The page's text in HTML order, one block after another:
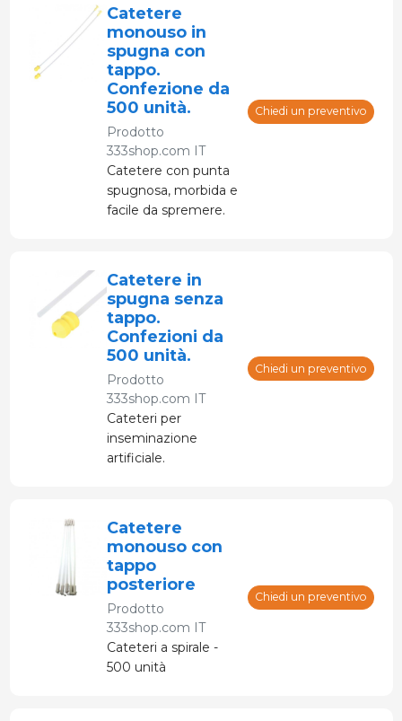
Catetere
monouso in
spugna con
tappo.
Confezione da
500 unità.
Prodotto
333shop.com IT
Catetere con punta
spugnosa, morbida e
facile da spremere.
Chiedi un preventivo
Catetere in
spugna senza
tappo.
Confezioni da
500 unità.
Prodotto
333shop.com IT
Cateteri per
inseminazione
artificiale.
Chiedi un preventivo
Catetere
monouso con
tappo
posteriore
Prodotto
333shop.com IT
Cateteri a spirale -
500 unità
Chiedi un preventivo